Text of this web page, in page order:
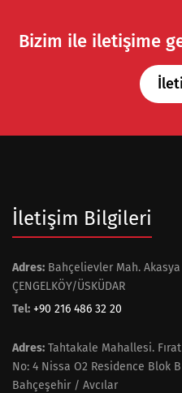
Bizim ile iletişime
İletişim Bilgileri
Adres: Bahçelievler Mah.
ÇENGELKÖY/ÜSKÜDAR
Tel: +90 216 486 32 20
Adres: Tahtakale Mahallesi.
No: 4 Nissa O2 Residence Blok
Bahçeşehir / Avcılar